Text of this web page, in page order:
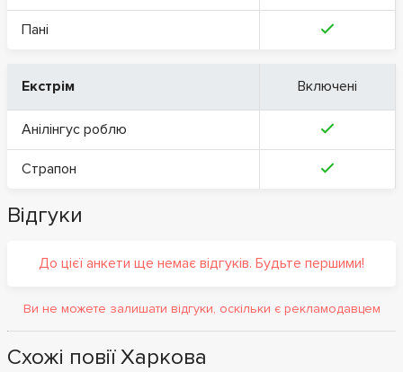
Пані
Екстрім Включені
Анілінгус роблю
Страпон
Відгуки
До цієї анкети ще немає відгуків. Будьте першими!
Ви не можете залишати відгуки, оскільки є рекламодавцем
Схожі повії Харкова